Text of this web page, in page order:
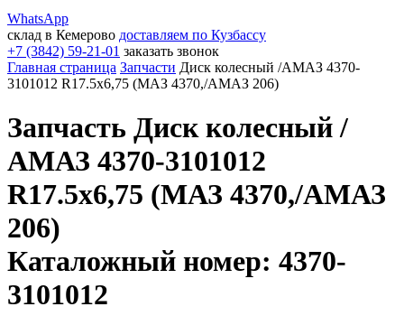
WhatsApp
склад в Кемерово доставляем по Кузбассу
+7 (3842) 59-21-01 заказать звонок
Главная страница Запчасти Диск колесный /АМАЗ 4370-
3101012 R17.5х6,75 (МАЗ 4370,/АМАЗ 206)
Запчасть Диск колесный /
АМАЗ 4370-3101012
R17.5х6,75 (МАЗ 4370,/АМАЗ
206)
Каталожный номер: 4370-
3101012